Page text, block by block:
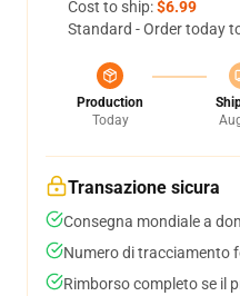
Cost to ship:$6.99
Standard - Order today
Production
Today
Transazione sicura
Consegna mondiale a
Numero di tracciamento
Rimborso completo se il